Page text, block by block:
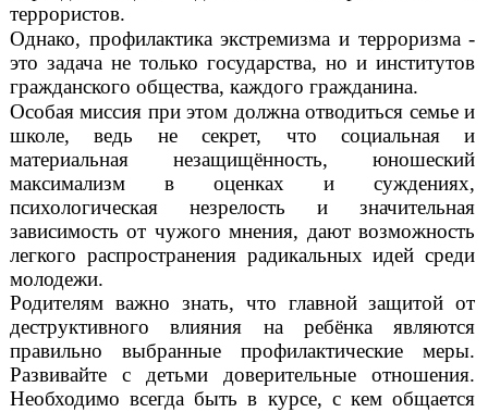
террористов.
Однако, профилактика экстремизма и терроризма -
это задача не только государства, но и институтов
гражданского общества, каждого гражданина.
Особая миссия при этом должна отводиться семье и
школе, ведь не секрет, что социальная и
материальная незащищённость, юношеский
максимализм в оценках и суждениях,
психологическая незрелость и значительная
зависимость от чужого мнения, дают возможность
легкого распространения радикальных идей среди
молодежи.
Родителям важно знать, что главной защитой от
деструктивного влияния на ребёнка являются
правильно выбранные профилактические меры.
Развивайте с детьми доверительные отношения.
Необходимо всегда быть в курсе, с кем общается